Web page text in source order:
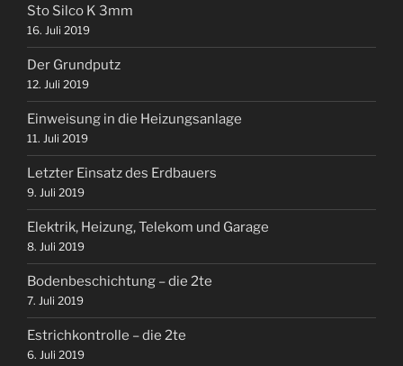
Sto Silco K 3mm
16. Juli 2019
Der Grundputz
12. Juli 2019
Einweisung in die Heizungsanlage
11. Juli 2019
Letzter Einsatz des Erdbauers
9. Juli 2019
Elektrik, Heizung, Telekom und Garage
8. Juli 2019
Bodenbeschichtung – die 2te
7. Juli 2019
Estrichkontrolle – die 2te
6. Juli 2019